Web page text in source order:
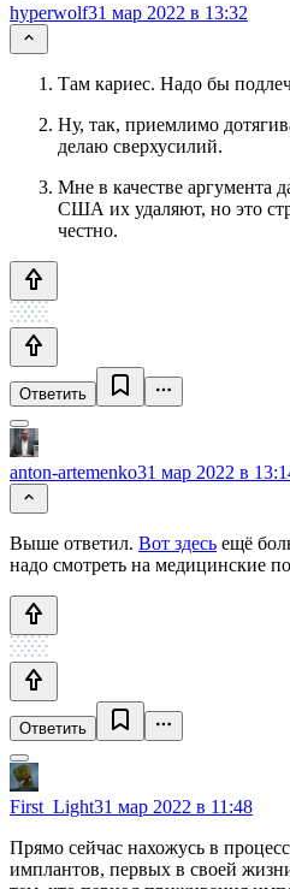
hyperwolf31 мар 2022 в 13:32
Там кариес. Надо бы
Ну, так, приемлимо
делаю сверхусилий.
Мне в качестве аргумента
США их удаляют, но это
честно.
Ответить
anton-artemenko31 мар 2022 в
Выше ответил. Вот здесь ещё
надо смотреть на медицинские
Ответить
First_Light31 мар 2022 в 11:48
Прямо сейчас нахожусь в
имплантов, первых в своей